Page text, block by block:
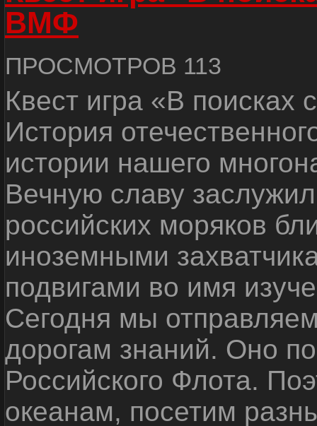
ВМФ
ПРОСМОТРОВ 113
Квест игра «В
История
истории нашего
Вечную славу
российских моряков
иноземными
подвигами во имя
Сегодня мы
дорогам знаний. Оно
Российского Флота.
океанам, посетим